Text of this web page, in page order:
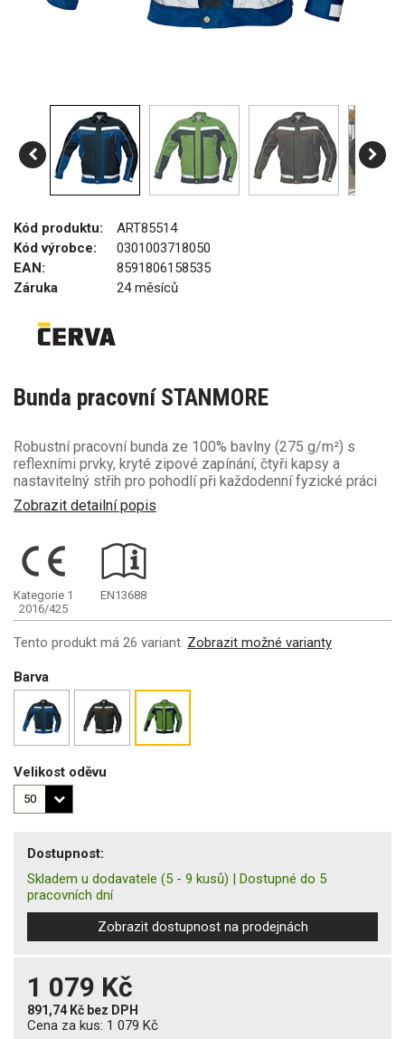
Kód produktu:
ART85514
Kód výrobce:
0301003718050
EAN:
8591806158535
Záruka
24 měsíců
Bunda pracovní STANMORE
Robustní pracovní bunda ze 100% bavlny (275 g/m²) s
reflexními prvky, kryté zipové zapínání, čtyři kapsy a
nastavitelný střih pro pohodlí při každodenní fyzické práci
Zobrazit detailní popis
Kategorie 1
2016/425
EN13688
Tento produkt má 26 variant. Zobrazit možné varianty
Barva
Velikost oděvu
Dostupnost:
Skladem u dodavatele (5 - 9 kusů) | Dostupné do 5
pracovních dní
Zobrazit dostupnost na prodejnách
1 079 Kč
891,74 Kč bez DPH
Cena za kus: 1 079 Kč